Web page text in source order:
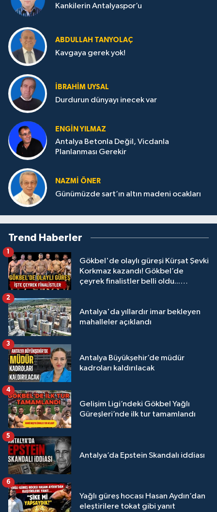
Kankilerin Antalyaspor’u
ABDULLAH TANYOLAÇ
Kavgaya gerek yok!
İBRAHIM UYSAL
Durdurun dünyayı inecek var
ENGIN YILMAZ
Antalya Betonla Değil, Vicdanla
Planlanması Gerekir
NAZMI ÖNER
Günümüzde sart’ın altın madeni ocakları
Trend Haberler
Gökbel'de olaylı güreşi Kürşat Şevki
Korkmaz kazandı! Gökbel’de
çeyrek finalistler belli oldu...
1
Antalya'da yıllardır imar bekleyen
mahalleler açıklandı
2
Antalya Büyükşehir’de müdür
kadroları kaldırılacak
3
Gelişim Ligi’ndeki Gökbel Yağlı
Güreşleri’nde ilk tur tamamlandı
4
Antalya’da Epstein Skandalı iddiası
5
Yağlı güreş hocası Hasan Aydın’dan
eleştirilere tokat gibi yanıt
6